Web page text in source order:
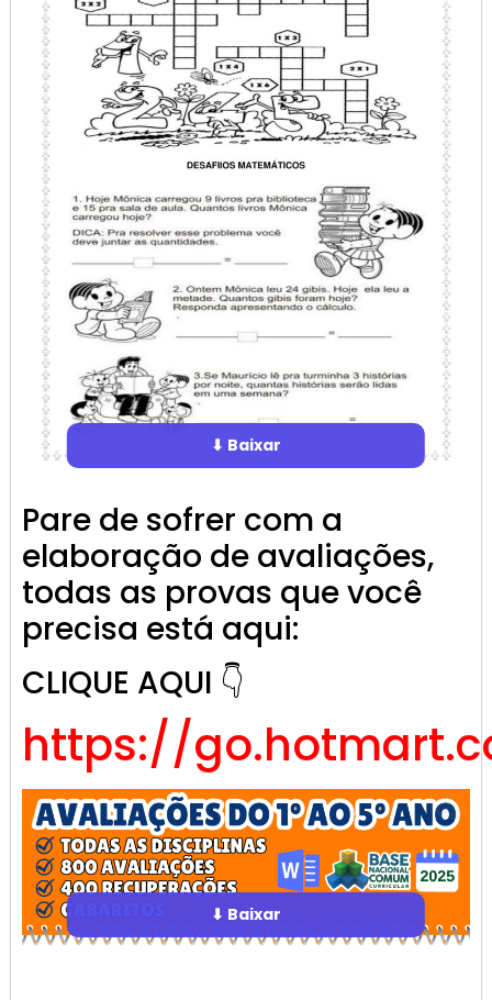
⬇ Baixar
Pare de sofrer com a
elaboração de avaliações,
todas as provas que você
precisa está aqui:
CLIQUE AQUI 👇
https://
⬇ Baixar